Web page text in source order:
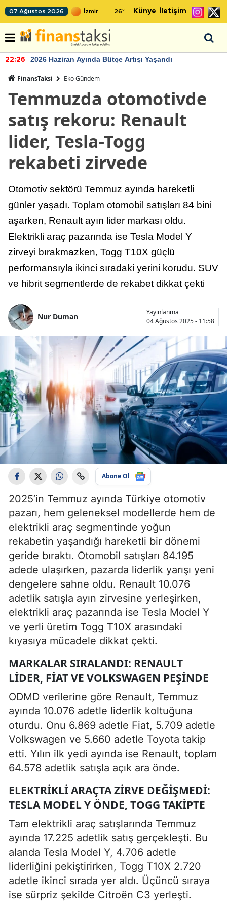
07 Ağustos 2026 26° Künye İletişim
22:26 2026 Haziran Ayında Bütçe Artışı Yaşandı
FinansTaksi Eko Gündem
Temmuzda otomotivde
satış rekoru: Renault
lider, Tesla-Togg
rekabeti zirvede
Otomotiv sektörü Temmuz ayında hareketli
günler yaşadı. Toplam otomobil satışları 84 bini
aşarken, Renault ayın lider markası oldu.
Elektrikli araç pazarında ise Tesla Model Y
zirveyi bırakmazken, Togg T10X güçlü
performansıyla ikinci sıradaki yerini korudu. SUV
ve hibrit segmentlerde de rekabet dikkat çekti
Nur Duman
Yayınlanma
04 Ağustos 2025 - 11:58
Abone Ol
2025’in Temmuz ayında Türkiye otomotiv
pazarı, hem geleneksel modellerde hem de
elektrikli araç segmentinde yoğun
rekabetin yaşandığı hareketli bir dönemi
geride bıraktı. Otomobil satışları 84.195
adede ulaşırken, pazarda liderlik yarışı yeni
dengelere sahne oldu. Renault 10.076
adetlik satışla ayın zirvesine yerleşirken,
elektrikli araç pazarında ise Tesla Model Y
ve yerli üretim Togg T10X arasındaki
kıyasıya mücadele dikkat çekti.
MARKALAR SIRALANDI: RENAULT
LIDER, FIAT VE VOLKSWAGEN PEŞINDE
ODMD verilerine göre Renault, Temmuz
ayında 10.076 adetle liderlik koltuğuna
oturdu. Onu 6.869 adetle Fiat, 5.709 adetle
Volkswagen ve 5.660 adetle Toyota takip
etti. Yılın ilk yedi ayında ise Renault, toplam
64.578 adetlik satışla açık ara önde.
ELEKTRIKLI ARAÇTA ZIRVE DEĞIŞMEDI:
TESLA MODEL Y ÖNDE, TOGG TAKIPTE
Tam elektrikli araç satışlarında Temmuz
ayında 17.225 adetlik satış gerçekleşti. Bu
alanda Tesla Model Y, 4.706 adetle
liderliğini pekiştirirken, Togg T10X 2.720
adetle ikinci sırada yer aldı. Üçüncü sıraya
ise sürpriz şekilde Citroën C3 yerleşti.